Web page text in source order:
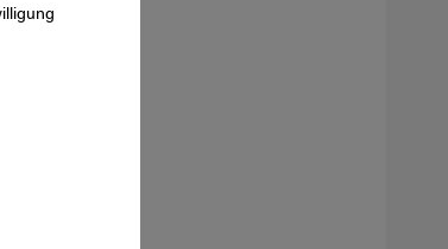
Maps Embed, Google Tag Manager, Instagram Embed,